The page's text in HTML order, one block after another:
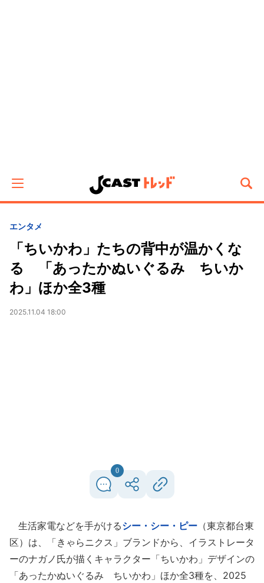
エンタメ
「ちいかわ」たちの背中が温かくな
る 「あったかぬいぐるみ ちいか
わ」ほか全3種
2025.11.04 18:00
0
生活家電などを手がけるシー・シー・ピー （東京都台東
区）は、「きゃらニクス」ブランドから、イラストレータ
ーのナガノ氏が描くキャラクター「ちいかわ」デザインの
「あったかぬいぐるみ ちいかわ」ほか全3種を、2025